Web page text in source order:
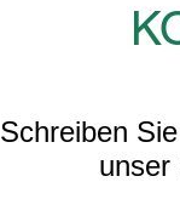
Schreiben
unser